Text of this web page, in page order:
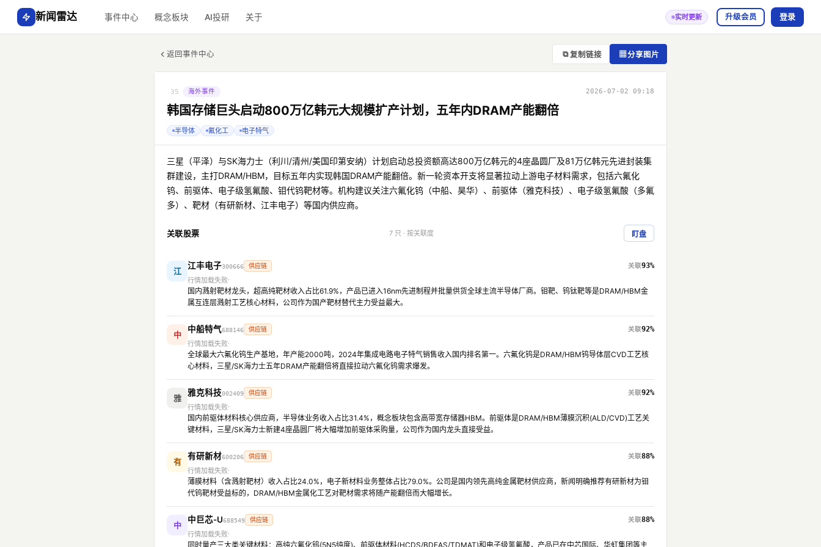
新闻雷达 事件中心 概念板块 AI投研 关于 实时更新 升级会员 登录
返回事件中心 ⧉ 复制链接 ▦分享图片
35 海外事件 2026-07-02 09:18
韩国存储巨头启动800万亿韩元大规模扩产计划，五年内DRAM产能翻倍
半导体 氟化工 电子特气
三星（平泽）与SK海力士（利川/清州/美国印第安纳）计划启动总投资额高达800万亿韩元的4座晶圆厂及81万亿韩元先进封装集
群建设，主打DRAM/HBM，目标五年内实现韩国DRAM产能翻倍。新一轮资本开支将显著拉动上游电子材料需求，包括六氟化
钨、前驱体、电子级氢氟酸、钼代钨靶材等。机构建议关注六氟化钨（中船、昊华）、前驱体（雅克科技）、电子级氢氟酸（多氟
多）、靶材（有研新材、江丰电子）等国内供应商。
关联股票 7 只 · 按关联度 盯盘
江
江丰电子300666 供应链
93%
行情加载失败
国内溅射靶材龙头，超高纯靶材收入占比61.9%，产品已进入16nm先进制程并批量供货全球主流半导体厂商。钼靶、钨钛靶等是DRAM/HBM金
属互连层溅射工艺核心材料，公司作为国产靶材替代主力受益最大。
中
中船特气688146 供应链
92%
行情加载失败
全球最大六氟化钨生产基地，年产能2000吨，2024年集成电路电子特气销售收入国内排名第一。六氟化钨是DRAM/HBM钨导体层CVD工艺核
心材料，三星/SK海力士五年DRAM产能翻倍将直接拉动六氟化钨需求爆发。
雅
雅克科技002409 供应链
92%
行情加载失败
国内前驱体材料核心供应商，半导体业务收入占比31.4%，概念板块包含高带宽存储器HBM。前驱体是DRAM/HBM薄膜沉积(ALD/CVD)工艺关
键材料，三星/SK海力士新建4座晶圆厂将大幅增加前驱体采购量，公司作为国内龙头直接受益。
有
有研新材600206 供应链
88%
行情加载失败
薄膜材料（含溅射靶材）收入占比24.0%，电子新材料业务整体占比79.0%。公司是国内领先高纯金属靶材供应商，新闻明确推荐有研新材为钼
代钨靶材受益标的，DRAM/HBM金属化工艺对靶材需求将随产能翻倍而大幅增长。
中
中巨芯-U688549 供应链
88%
行情加载失败
同时量产三大类关键材料：高纯六氟化钨(5N5纯度)、前驱体材料(HCDS/BDEAS/TDMAT)和电子级氢氟酸，产品已在中芯国际、华虹集团等主